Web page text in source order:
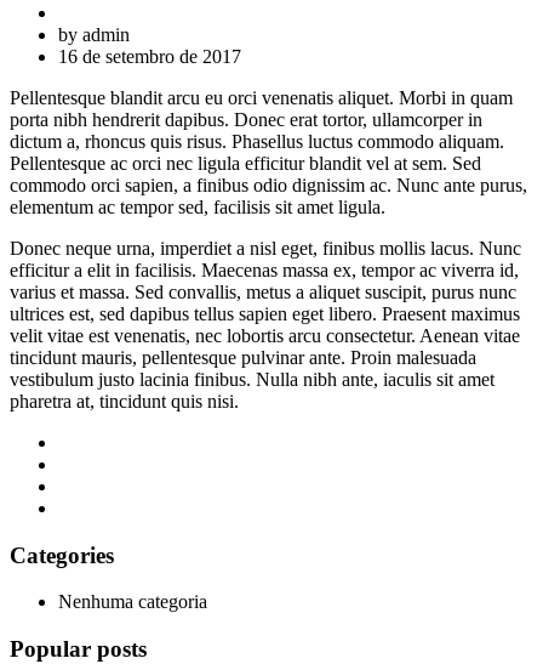
by admin
16 de setembro de 2017
Pellentesque blandit arcu eu orci venenatis aliquet. Morbi in quam
porta nibh hendrerit dapibus. Donec erat tortor, ullamcorper in
dictum a, rhoncus quis risus. Phasellus luctus commodo aliquam.
Pellentesque ac orci nec ligula efficitur blandit vel at sem. Sed
commodo orci sapien, a finibus odio dignissim ac. Nunc ante purus,
elementum ac tempor sed, facilisis sit amet ligula.
Donec neque urna, imperdiet a nisl eget, finibus mollis lacus. Nunc
efficitur a elit in facilisis. Maecenas massa ex, tempor ac viverra id,
varius et massa. Sed convallis, metus a aliquet suscipit, purus nunc
ultrices est, sed dapibus tellus sapien eget libero. Praesent maximus
velit vitae est venenatis, nec lobortis arcu consectetur. Aenean vitae
tincidunt mauris, pellentesque pulvinar ante. Proin malesuada
vestibulum justo lacinia finibus. Nulla nibh ante, iaculis sit amet
pharetra at, tincidunt quis nisi.
Categories
Nenhuma categoria
Popular posts